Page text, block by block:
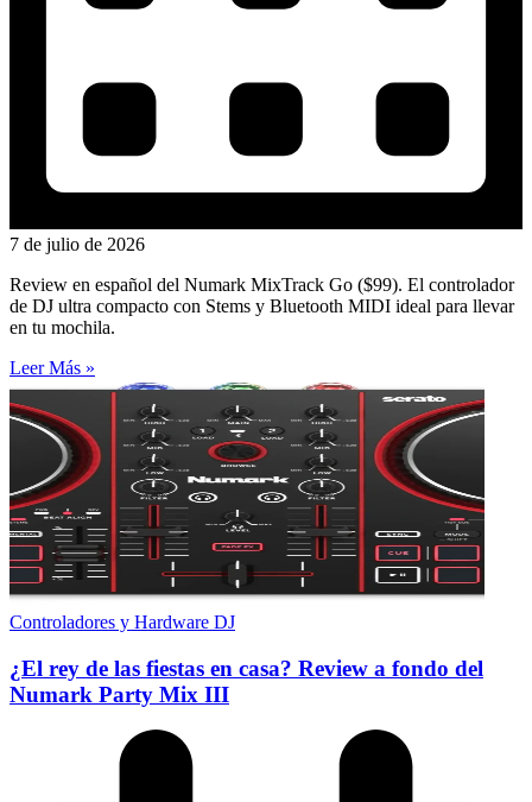
7 de julio de 2026
Review en español del Numark MixTrack Go ($99). El controlador
de DJ ultra compacto con Stems y Bluetooth MIDI ideal para llevar
en tu mochila.
Leer Más »
Controladores y Hardware DJ
¿El rey de las fiestas en casa? Review a fondo del
Numark Party Mix III